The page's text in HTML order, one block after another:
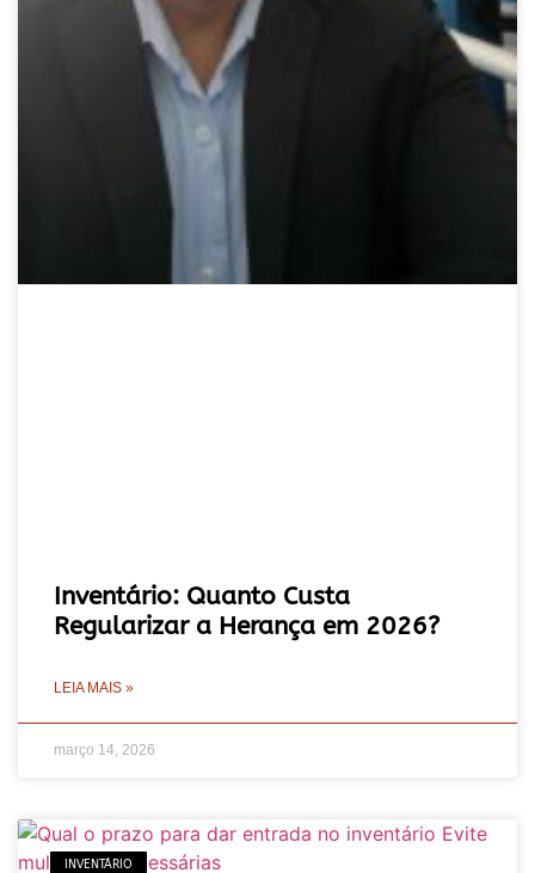
Inventário: Quanto Custa
Regularizar a Herança em 2026?
LEIA MAIS »
março 14, 2026
INVENTÁRIO